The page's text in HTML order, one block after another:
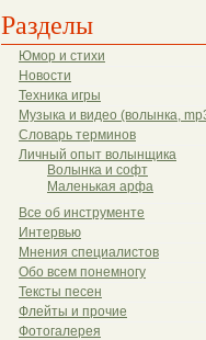
Разделы
Юмор и стихи
Новости
Техника игры
Музыка и видео (волынка,
Словарь терминов
Личный опыт волынщика
Волынка и софт
Маленькая арфа
Все об инструменте
Интервью
Мнения специалистов
Обо всем понемногу
Тексты песен
Флейты и прочие
Фотогалерея